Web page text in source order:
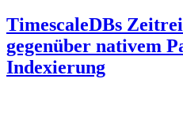
TimescaleDBs
gegenüber nativem
Indexierung